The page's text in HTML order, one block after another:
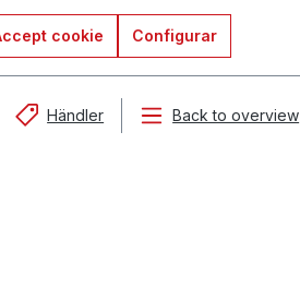
cookie Configurar
Händler Back to overview